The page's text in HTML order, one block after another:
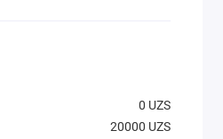
0 UZS
20000 UZS